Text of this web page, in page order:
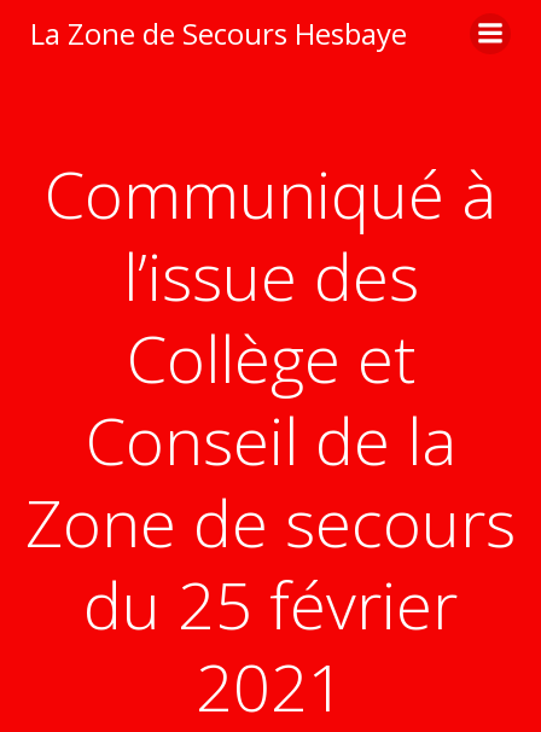
au
La Zone de Secours Hesbaye
Communiqué à
l’issue des
Collège et
Conseil de la
Zone de secours
du 25 février
2021